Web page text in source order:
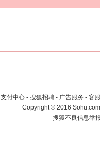
支付中心 - 搜狐招聘 - 广告服务 - 客
Copyright©2016
搜狐不良信息举